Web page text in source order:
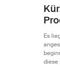
Es
diese